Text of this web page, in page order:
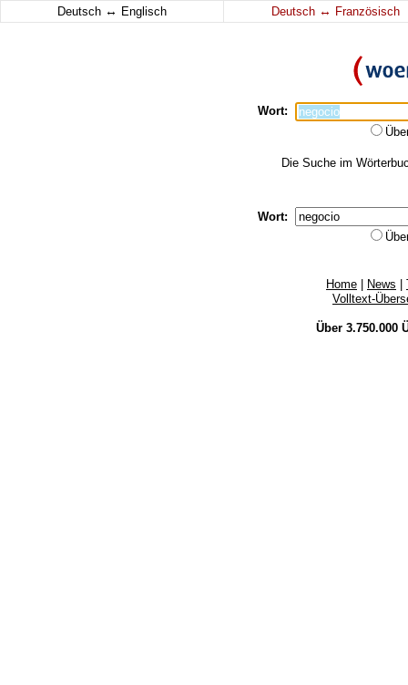
Deutsch ↔ Englisch Deutsch ↔ Französisch
Wort:
Die Suche im
Wort:
Home News
Volltext-
Über 3.750.000